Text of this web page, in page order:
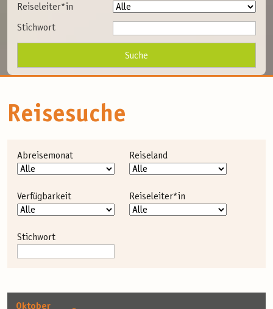
Reiseleiter*in
Stichwort
Reisesuche
Abreisemonat Reiseland
Verfügbarkeit Reiseleiter*in
Stichwort
Oktober